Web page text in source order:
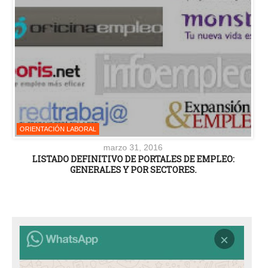
ORIENTACIÓN LABORAL
marzo 31, 2016
LISTADO DEFINITIVO DE PORTALES DE EMPLEO:
GENERALES Y POR SECTORES.